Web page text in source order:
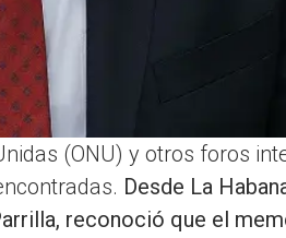
(ONU) y otros foros
Desde La
reconoció que el